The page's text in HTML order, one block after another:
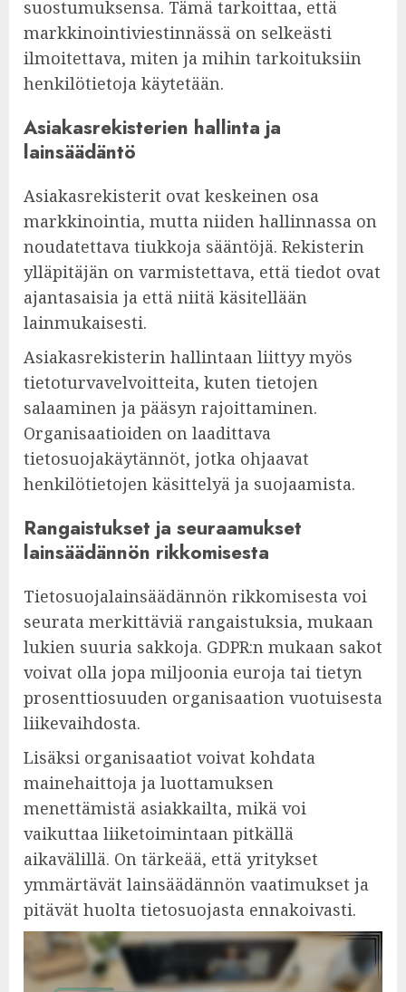
suostumuksensa. Tämä tarkoittaa, että
markkinointiviestinnässä on selkeästi
ilmoitettava, miten ja mihin tarkoituksiin
henkilötietoja käytetään.
Asiakasrekisterien hallinta ja
lainsäädäntö
Asiakasrekisterit ovat keskeinen osa
markkinointia, mutta niiden hallinnassa on
noudatettava tiukkoja sääntöjä. Rekisterin
ylläpitäjän on varmistettava, että tiedot ovat
ajantasaisia ja että niitä käsitellään
lainmukaisesti.
Asiakasrekisterin hallintaan liittyy myös
tietoturvavelvoitteita, kuten tietojen
salaaminen ja pääsyn rajoittaminen.
Organisaatioiden on laadittava
tietosuojakäytännöt, jotka ohjaavat
henkilötietojen käsittelyä ja suojaamista.
Rangaistukset ja seuraamukset
lainsäädännön rikkomisesta
Tietosuojalainsäädännön rikkomisesta voi
seurata merkittäviä rangaistuksia, mukaan
lukien suuria sakkoja. GDPR:n mukaan sakot
voivat olla jopa miljoonia euroja tai tietyn
prosenttiosuuden organisaation vuotuisesta
liikevaihdosta.
Lisäksi organisaatiot voivat kohdata
mainehaittoja ja luottamuksen
menettämistä asiakkailta, mikä voi
vaikuttaa liiketoimintaan pitkällä
aikavälillä. On tärkeää, että yritykset
ymmärtävät lainsäädännön vaatimukset ja
pitävät huolta tietosuojasta ennakoivasti.